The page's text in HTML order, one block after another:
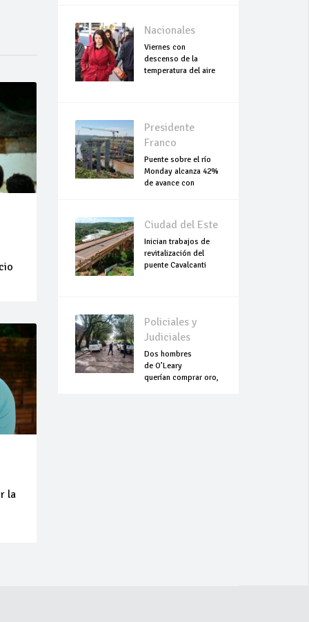
la
Nacionales
Viernes con
descenso de la
temperatura del aire
Presidente
Franco
Puente sobre el río
Monday alcanza 42%
de avance con
Ciudad del Este
Inician trabajos de
revitalización del
puente Cavalcanti
Policiales y
Judiciales
Dos hombres
de O’Leary
querían comprar oro,